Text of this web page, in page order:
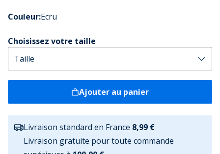
Couleur:Ecru
Choisissez votre taille
Ajouter au panier
Livraison standard en France 8,99 €
Livraison gratuite pour toute commande